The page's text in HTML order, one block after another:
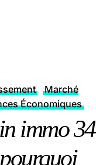
Marché
Économiques
immo 34